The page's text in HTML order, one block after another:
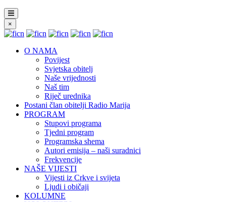
×
O NAMA
Povijest
Svjetska obitelj
Naše vrijednosti
Naš tim
Riječ urednika
Postani član obitelji Radio Marija
PROGRAM
Stupovi programa
Tjedni program
Programska shema
Autori emisija – naši suradnici
Frekvencije
NAŠE VIJESTI
Vijesti iz Crkve i svijeta
Ljudi i običaji
KOLUMNE